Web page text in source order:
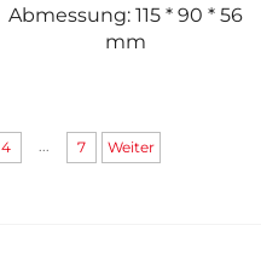
Abmessung: 115 * 90 * 56
mm
4 7 Weiter